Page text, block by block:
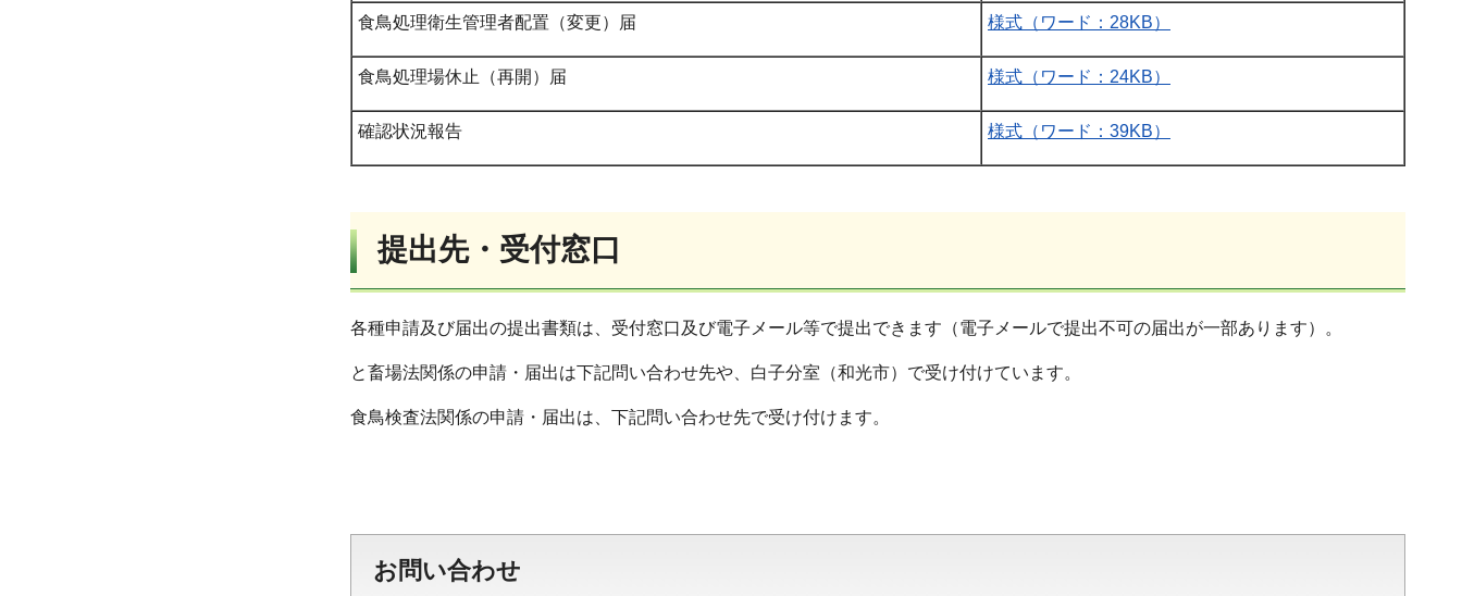
食鳥処理衛生管理者配置（変更）届 様式（ワード：28KB）
食鳥処理場休止（再開）届 様式（ワード：24KB）
確認状況報告 様式（ワード：39KB）
提出先・受付窓口
各種申請及び届出の提出書類は、受付窓口及び電子メール等で提出できます（電子メールで提出不可の届出が一部あります）。
と畜場法関係の申請・届出は下記問い合わせ先や、白子分室（和光市）で受け付けています。
食鳥検査法関係の申請・届出は、下記問い合わせ先で受け付けます。
お問い合わせ